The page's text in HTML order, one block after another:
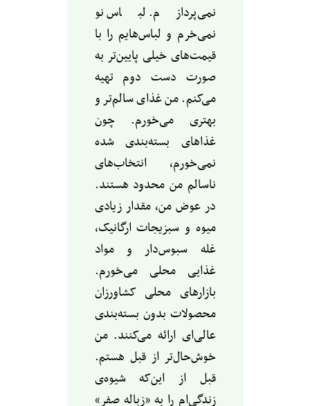
نمی‌پردازم. لباس نو
نمی‌خرم و لباس‌هایم را با
قیمت‌های خیلی پایین‌تر به
صورت دست دوم تهیه
می‌کنم. من غذای سالم‌تر و
بهتری می‌خورم. چون
غذاهای بسته‌بندی شده
نمی‌خورم، انتخاب‌های
ناسالم من محدود هستند.
در عوض من، مقدار زیادی
میوه‌ و سبزیجات ارگانیک،
غله‌ سبوس‌دار و مواد
غذایی محلی می‌خورم.
بازارهای محلی کشاورزان
محصولات بدون بسته‌بندی
عالی‌ای ارائه می‌کنند. من
خوش‌حال‌تر از قبل هستم.
قبل از این‌که شیوه‌ی
زندگی‌ام را به «زباله صفر»